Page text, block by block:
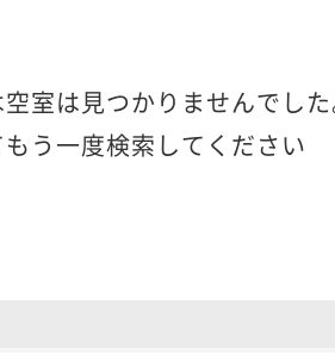
室は見つかりませんでし
う一度検索してください